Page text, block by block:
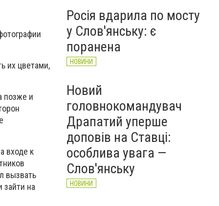
их цветами,
позже и
входе к
вызвать
зайти на
Росія вдарила по мосту
у Слов'янську: є
поранена
НОВИНИ
Новий
головнокомандувач
Драпатий уперше
доповів на Ставці:
особлива увага —
Слов'янську
НОВИНИ